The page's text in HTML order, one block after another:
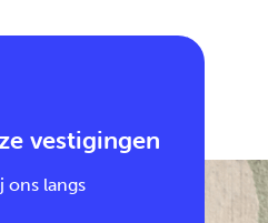
vestigingen
ons langs